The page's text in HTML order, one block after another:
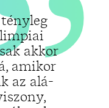
akkor
amikor
az alá-